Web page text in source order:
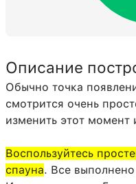
Описание
Обычно точка
смотрится очень
изменить этот момент
Воспользуйтесь
спауна. Все